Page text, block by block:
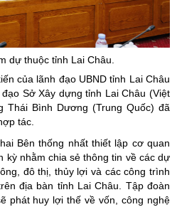
dự thuộc tỉnh Lai Châu.
của lãnh đạo UBND tỉnh Lai Châu
Sở Xây dựng tỉnh Lai Châu (Việt
Thái Bình Dương (Trung Quốc) đã
tác.
Bên thống nhất thiết lập cơ quan
kỳ nhằm chia sẻ thông tin về các dự
đô thị, thủy lợi và các công trình
địa bàn tỉnh Lai Châu. Tập đoàn
phát huy lợi thế về vốn, công nghệ